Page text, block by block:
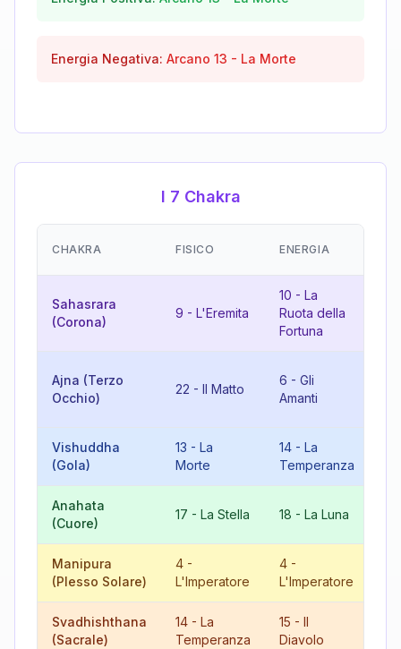
Energia Negativa: Arcano 13 - La Morte
I 7 Chakra
CHAKRA FISICO ENERGIA
Sahasrara
(Corona)
9 - L'Eremita
10 - La
Ruota della
Fortuna
Ajna (Terzo
Occhio)
22 - Il Matto
6 - Gli
Amanti
Vishuddha
(Gola)
13 - La
Morte
14 - La
Temperanza
Anahata
(Cuore)
17 - La Stella 18 - La Luna
Manipura
(Plesso Solare)
4 -
L'Imperatore
4 -
L'Imperatore
Svadhishthana
(Sacrale)
14 - La
Temperanza
15 - Il
Diavolo